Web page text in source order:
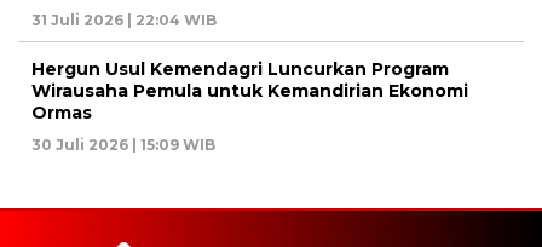
31 Juli 2026 | 22:04 WIB
Hergun Usul Kemendagri Luncurkan Program
Wirausaha Pemula untuk Kemandirian Ekonomi
Ormas
30 Juli 2026 | 15:09 WIB